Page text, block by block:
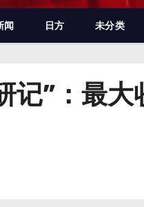
闻 日方 未分类
记”：最